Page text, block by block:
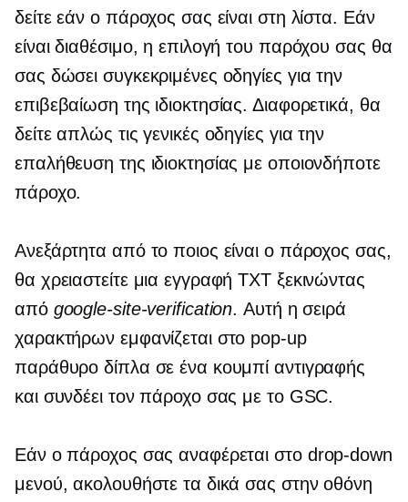
δείτε εάν ο πάροχος σας είναι στη λίστα. Εάν
είναι διαθέσιμο, η επιλογή του παρόχου σας θα
σας δώσει συγκεκριμένες οδηγίες για την
επιβεβαίωση της ιδιοκτησίας. Διαφορετικά, θα
δείτε απλώς τις γενικές οδηγίες για την
επαλήθευση της ιδιοκτησίας με οποιονδήποτε
πάροχο.
Ανεξάρτητα από το ποιος είναι ο πάροχος σας,
θα χρειαστείτε μια εγγραφή TXT ξεκινώντας
από google-site-verification. Αυτή η σειρά
χαρακτήρων εμφανίζεται στο pop-up
παράθυρο δίπλα σε ένα κουμπί αντιγραφής
και συνδέει τον πάροχο σας με το GSC.
Εάν ο πάροχος σας αναφέρεται στο drop-down
μενού, ακολουθήστε τα δικά σας στην οθόνη